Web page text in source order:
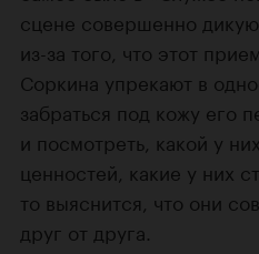
сцене совершенно
из-за того, что этот
Соркина упрекают в
забраться под кожу его
и посмотреть, какой у
ценностей, какие у них
то выяснится, что они
друг от друга.